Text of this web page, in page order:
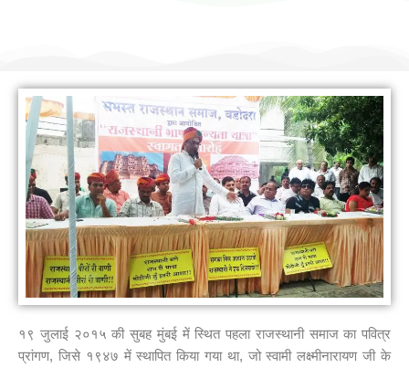
१९ जुलाई २०१५ की सुबह मुंबई में स्थित पहला राजस्थानी समाज का पवित्र
प्रांगण, जिसे १९४७ में स्थापित किया गया था, जो स्वामी लक्ष्मीनारायण जी के